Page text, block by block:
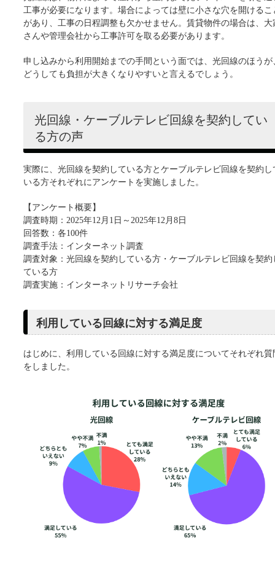
工事が必要になります。場合によっては壁に小さな穴を開けるこ
があり、工事の日程調整も欠かせません。賃貸物件の場合は、大
さんや管理会社から工事許可を取る必要があります。
申し込みから利用開始までの手間という面では、光回線のほうが
どうしても負担が大きくなりやすいと言えるでしょう。
光回線・ケーブルテレビ回線を契約してい
る方の声
実際に、光回線を契約している方とケーブルテレビ回線を契約し
いる方それぞれにアンケートを実施しました。
【アンケート概要】
調査時期：2025年12月1日～2025年12月8日
回答数：各100件
調査手法：インターネット調査
調査対象：光回線を契約している方・ケーブルテレビ回線を契約
ている方
調査実施：インターネットリサーチ会社
利用している回線に対する満足度
はじめに、利用している回線に対する満足度についてそれぞれ質
をしました。